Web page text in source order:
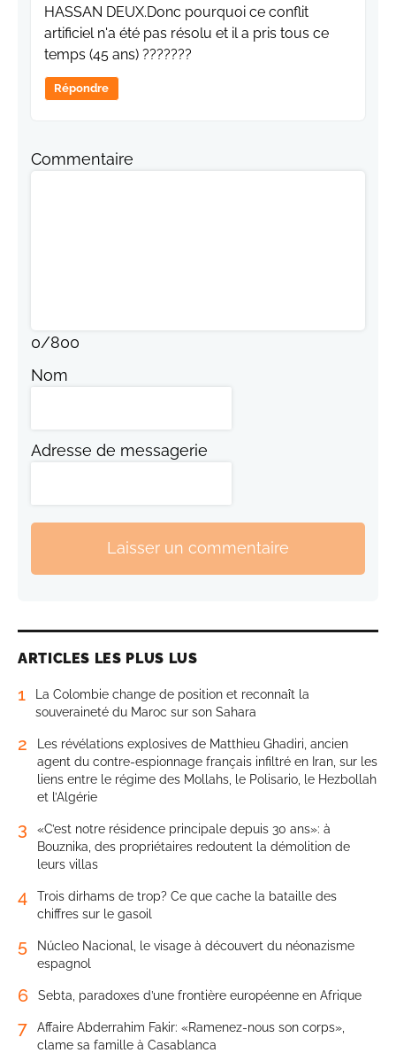
HASSAN DEUX.Donc pourquoi ce conflit
artificiel n'a été pas résolu et il a pris tous ce
temps (45 ans) ???????
Répondre
Commentaire
0/800
Nom
Adresse de messagerie
Laisser un commentaire
ARTICLES LES PLUS LUS
1
La Colombie change de position et reconnaît la
souveraineté du Maroc sur son Sahara
2
Les révélations explosives de Matthieu Ghadiri, ancien
agent du contre-espionnage français infiltré en Iran, sur les
liens entre le régime des Mollahs, le Polisario, le Hezbollah
et l’Algérie
3
«C’est notre résidence principale depuis 30 ans»: à
Bouznika, des propriétaires redoutent la démolition de
leurs villas
4
Trois dirhams de trop? Ce que cache la bataille des
chiffres sur le gasoil
5
Núcleo Nacional, le visage à découvert du néonazisme
espagnol
6 Sebta, paradoxes d’une frontière européenne en Afrique
7
Affaire Abderrahim Fakir: «Ramenez-nous son corps»,
clame sa famille à Casablanca